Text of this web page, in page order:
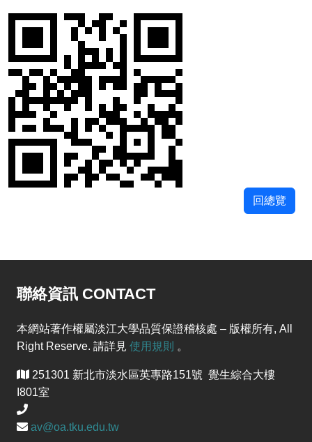
回總覽
聯絡資訊 CONTACT
本網站著作權屬淡江大學品質保證稽核處 – 版權所有, All
Right Reserve. 請詳見 使用規則 。
251301 新北市淡水區英專路151號 覺生綜合大樓
I801室
av@oa.tku.edu.tw